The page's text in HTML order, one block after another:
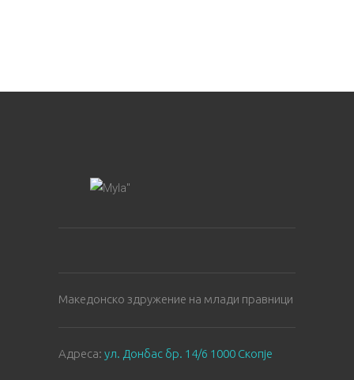
Македонско здружение на млади правници
Aдреса: ул. Донбас бр. 14/6 1000 Скопје